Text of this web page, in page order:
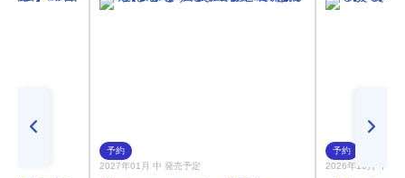
予約
2027年01月 中 発売予定
予約
2026年10月 中 発